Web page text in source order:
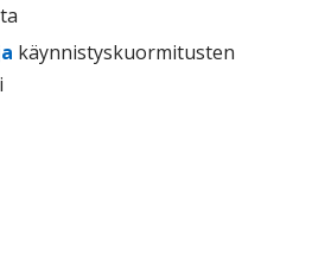
käynnistyskuormitusten